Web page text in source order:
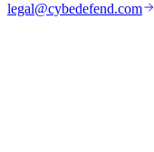
legal@cybedefend.com